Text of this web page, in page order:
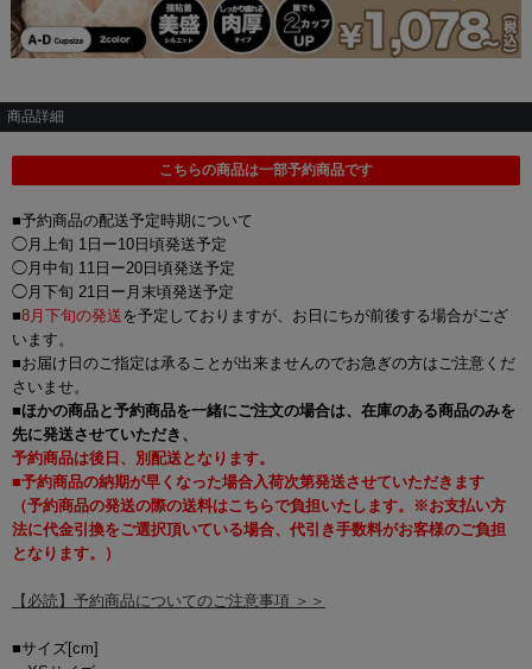
商品詳細
こちらの商品は一部予約商品です
■予約商品の配送予定時期について
◯月上旬 1日ー10日頃発送予定
◯月中旬 11日ー20日頃発送予定
◯月下旬 21日ー月末頃発送予定
■8月下旬の発送を予定しておりますが、お日にちが前後する場合がござ
います。
■お届け日のご指定は承ることが出来ませんのでお急ぎの方はご注意くだ
さいませ。
■ほかの商品と予約商品を一緒にご注文の場合は、在庫のある商品のみを
先に発送させていただき、
予約商品は後日、別配送となります。
■予約商品の納期が早くなった場合入荷次第発送させていただきます
（予約商品の発送の際の送料はこちらで負担いたします。※お支払い方
法に代金引換をご選択頂いている場合、代引き手数料がお客様のご負担
となります。）
【必読】予約商品についてのご注意事項 ＞＞
■サイズ[cm]